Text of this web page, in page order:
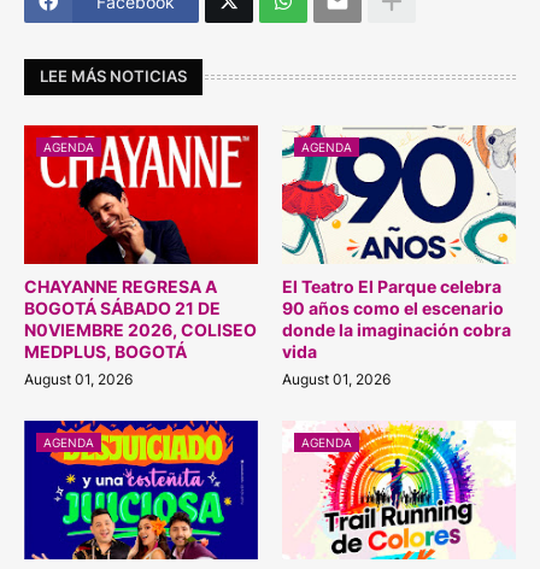
LEE MÁS NOTICIAS
AGENDA
CHAYANNE REGRESA A
BOGOTÁ SÁBADO 21 DE
N0VIEMBRE 2026, COLISEO
MEDPLUS, BOGOTÁ
August 01, 2026
AGENDA
El Teatro El Parque celebra
90 años como el escenario
donde la imaginación cobra
vida
August 01, 2026
AGENDA AGENDA